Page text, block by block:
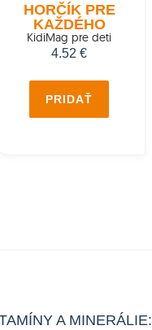
HORČÍK PRE
KAŽDÉHO
KidiMag pre deti
4.52 €
PRIDAŤ
A MINERÁLIE: